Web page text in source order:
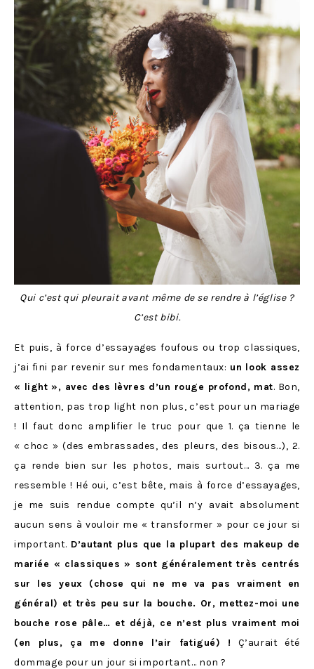
Qui c’est qui pleurait avant même de se rendre à l’église ?
C’est bibi.
Et puis, à force d’essayages foufous ou trop classiques,
j’ai fini par revenir sur mes fondamentaux: un look assez
« light », avec des lèvres d’un rouge profond, mat. Bon,
attention, pas trop light non plus, c’est pour un mariage
! Il faut donc amplifier le truc pour que 1. ça tienne le
« choc » (des embrassades, des pleurs, des bisous…), 2.
ça rende bien sur les photos, mais surtout… 3. ça me
ressemble ! Hé oui, c’est bête, mais à force d’essayages,
je me suis rendue compte qu’il n’y avait absolument
aucun sens à vouloir me « transformer » pour ce jour si
important. D’autant plus que la plupart des makeup de
mariée « classiques » sont généralement très centrés
sur les yeux (chose qui ne me va pas vraiment en
général) et très peu sur la bouche. Or, mettez-moi une
bouche rose pâle… et déjà, ce n’est plus vraiment moi
(en plus, ça me donne l’air fatigué) !
Ç’aurait été
dommage pour un jour si important… non ?